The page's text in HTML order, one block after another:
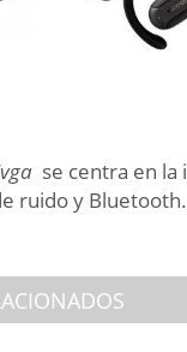
se centra en
ruido y Bluetooth.